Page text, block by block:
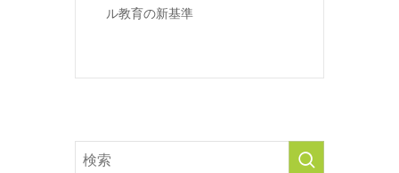
ル教育の新基準